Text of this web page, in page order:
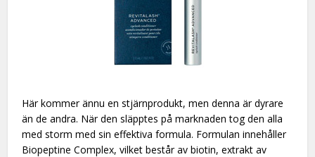
Här kommer ännu en stjärnprodukt, men denna är dyrare
än de andra. När den släpptes på marknaden tog den alla
med storm med sin effektiva formula. Formulan innehåller
Biopeptine Complex, vilket består av biotin, extrakt av